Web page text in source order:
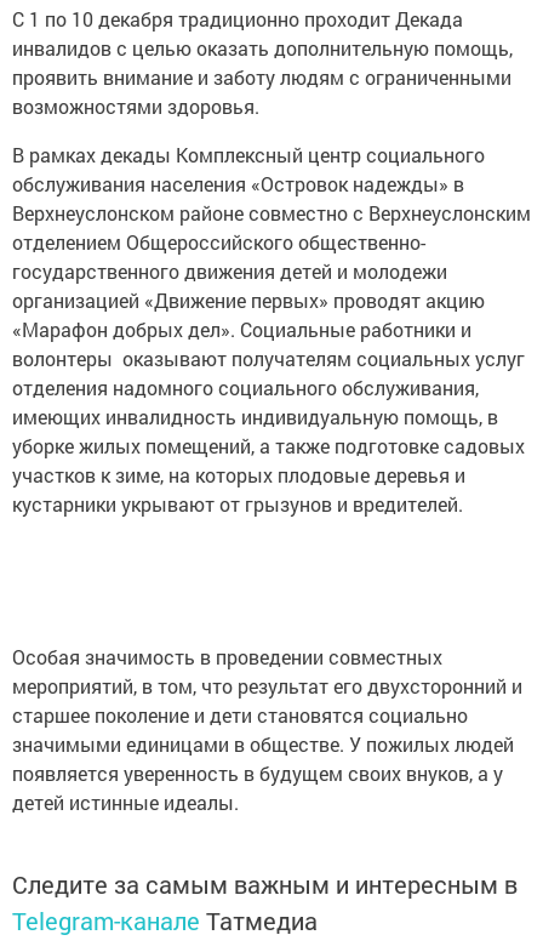
С 1 по 10 декабря традиционно проходит Декада
инвалидов с целью оказать дополнительную помощь,
проявить внимание и заботу людям с ограниченными
возможностями здоровья.
В рамках декады Комплексный центр социального
обслуживания населения «Островок надежды» в
Верхнеуслонском районе совместно с Верхнеуслонским
отделением Общероссийского общественно-
государственного движения детей и молодежи
организацией «Движение первых» проводят акцию
«Марафон добрых дел». Социальные работники и
волонтеры оказывают получателям социальных услуг
отделения надомного социального обслуживания,
имеющих инвалидность индивидуальную помощь, в
уборке жилых помещений, а также подготовке садовых
участков к зиме, на которых плодовые деревья и
кустарники укрывают от грызунов и вредителей.
Особая значимость в проведении совместных
мероприятий, в том, что результат его двухсторонний и
старшее поколение и дети становятся социально
значимыми единицами в обществе. У пожилых людей
появляется уверенность в будущем своих внуков, а у
детей истинные идеалы.
Следите за самым важным и интересным в
Telegram-канале Татмедиа